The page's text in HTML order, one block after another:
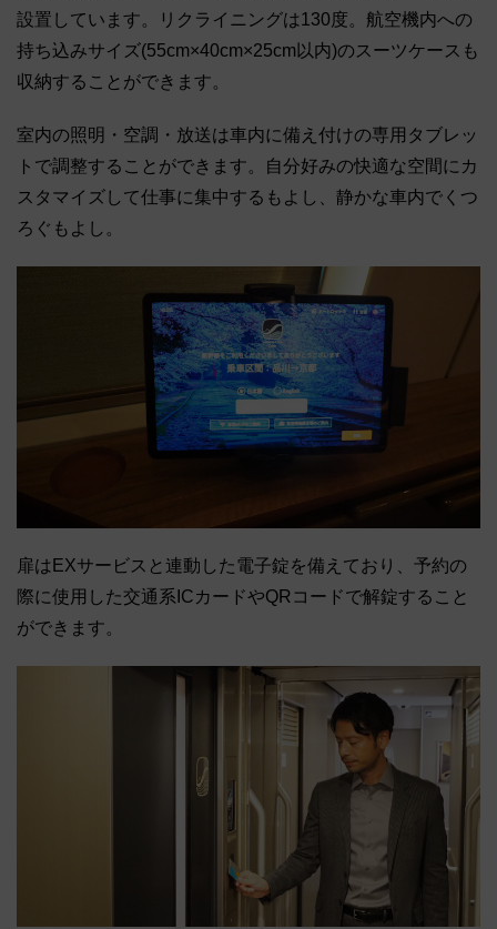
設置しています。リクライニングは130度。航空機内への
持ち込みサイズ(55cm×40cm×25cm以内)のスーツケースも
収納することができます。
室内の照明・空調・放送は車内に備え付けの専用タブレッ
トで調整することができます。自分好みの快適な空間にカ
スタマイズして仕事に集中するもよし、静かな車内でくつ
ろぐもよし。
扉はEXサービスと連動した電子錠を備えており、予約の
際に使用した交通系ICカードやQRコードで解錠すること
ができます。